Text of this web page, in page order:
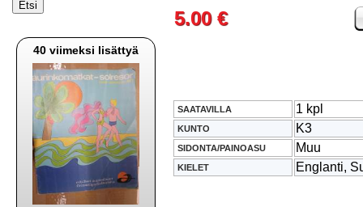
40 viimeksi lisättyä
5.00 €
SAATAVILLA 1 kpl
KUNTO K3
SIDONTA/PAINOASU Muu
KIELET Englanti,